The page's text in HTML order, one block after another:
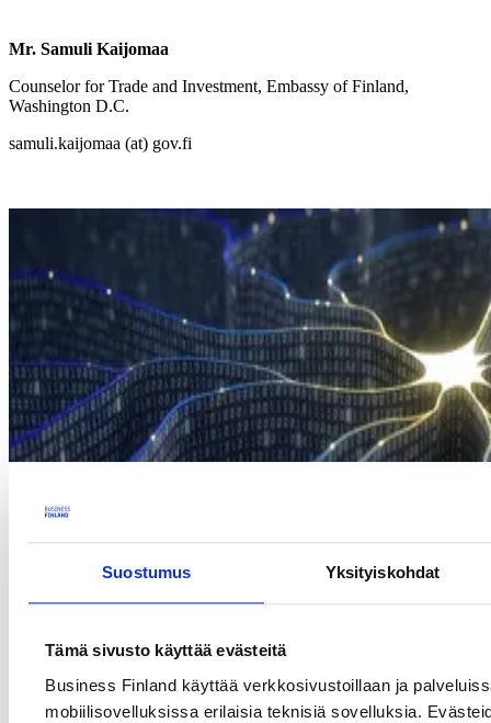
Suostumus Yksityiskohdat
Tämä sivusto käyttää evästeitä
Business Finland käyttää verkkosivustoillaan ja
mobiilisovelluksissa erilaisia teknisiä sovelluksia.
Mr. Samuli Kaijomaa
Counselor for Trade and Investment, Embassy of Finland,
Washington D.C.
samuli.kaijomaa (at) gov.fi